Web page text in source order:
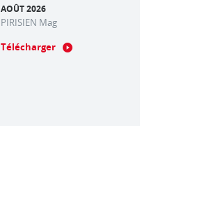
AOÛT 2026
PIRISIEN Mag
Télécharger